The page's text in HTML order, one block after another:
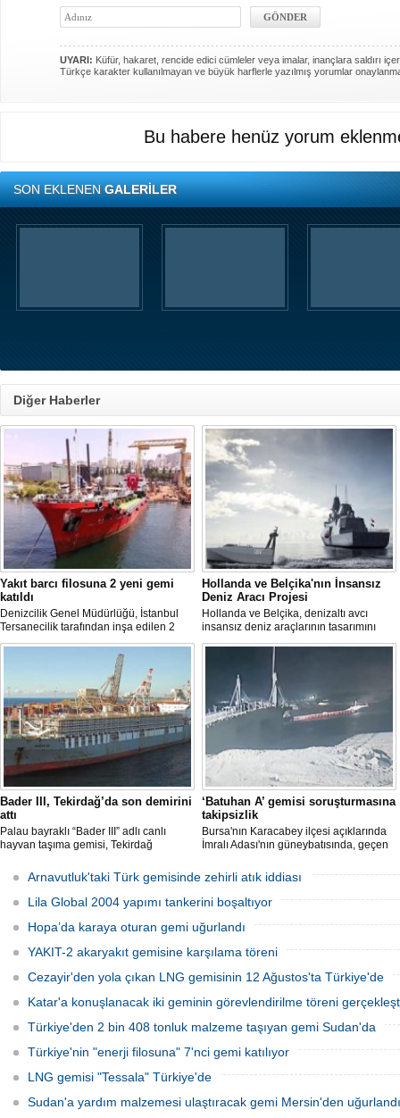
UYARI: Küfür, hakaret, rencide edici cümleler veya imalar, inançlara saldırı
Türkçe karakter kullanılmayan ve büyük harflerle yazılmış yorumlar
Bu habere henüz yorum
SON EKLENENGALERİLER
Diğer Haberler
Yakıt barcı filosuna 2 yeni gemi
katıldı
Denizcilik Genel Müdürlüğü, İstanbul
Tersanecilik tarafından inşa edilen 2
yeni yakıt barçının hizmete girdiğini ve
filonun modernleşme sürecinin devam
Hollanda ve Belçika'nın İnsansız
Deniz Aracı Projesi
Hollanda ve Belçika, denizaltı avcı
insansız deniz araçlarının tasarımını
başlattı. Proje, 2 ülkenin deniz
kuvvetlerinin gelecekteki denizaltı karşıtı
yeteneklerini desteklemeyi amaçlıyor.
Bader III, Tekirdağ’da son demirini
attı
Palau bayraklı “Bader III” adlı canlı
hayvan taşıma gemisi, Tekirdağ
‘Batuhan A’ gemisi soruşturmasına
takipsizlik
Bursa'nın Karacabey ilçesi açıklarında
İmralı Adası'nın güneybatısında, geçen
batmasıyla ilgili başlatılan soruşturma,
takipsizlikle sonuçlandı.
Arnavutluk'taki Türk gemisinde zehirli atık iddiası
Lila Global 2004 yapımı tankerini boşaltıyor
Hopa’da karaya oturan gemi uğurlandı
YAKIT-2 akaryakıt gemisine karşılama töreni
Cezayir'den yola çıkan LNG gemisinin 12 Ağustos'ta Türkiye'de
Katar'a konuşlanacak iki geminin görevlendirilme töreni
Türkiye'den 2 bin 408 tonluk malzeme taşıyan gemi Sudan'da
Türkiye'nin "enerji filosuna" 7'nci gemi katılıyor
LNG gemisi "Tessala" Türkiye'de
Sudan'a yardım malzemesi ulaştıracak gemi Mersin'den uğurlandı